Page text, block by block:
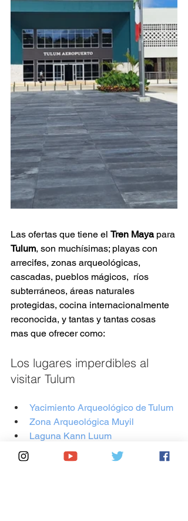
Las ofertas que tiene el Tren Maya para
Tulum, son muchísimas; playas con
arrecifes, zonas arqueológicas,
cascadas, pueblos mágicos,  ríos
subterráneos, áreas naturales
protegidas, cocina internacionalmente
reconocida, y tantas y tantas cosas
mas que ofrecer como:
Los lugares imperdibles al
visitar Tulum
Yacimiento Arqueológico de Tulum
Zona Arqueológica Muyil
Laguna Kann Luum
Parque del Jaguar
Cenotes Dos Ojos